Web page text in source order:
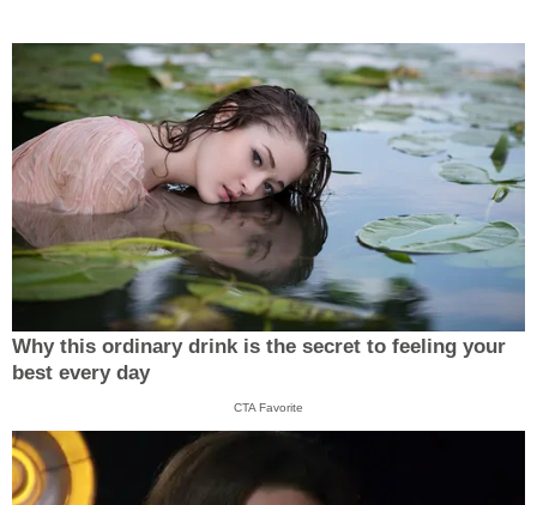
Why this ordinary drink is the secret to feeling your
best every day
CTA Favorite